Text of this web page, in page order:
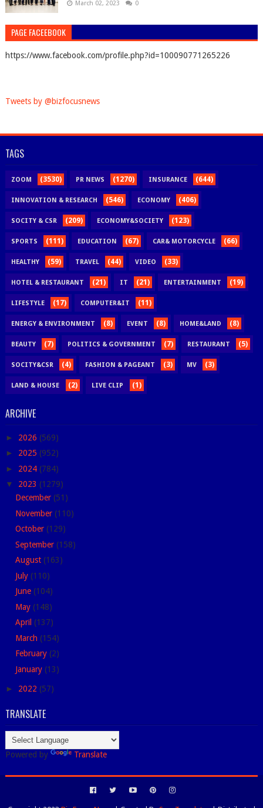
March 02, 2023 0
PAGE FACEEBOOK
https://www.facebook.com/profile.php?id=100090771265226
Tweets by @bizfocusnews
TAGS
ZOOM (3530) PR NEWS (1270) INSURANCE (644)
INNOVATION & RESEARCH (546) ECONOMY (406)
SOCITY & CSR (209) ECONOMY&SOCIETY (123)
SPORTS (111) EDUCATION (67) CAR& MOTORCYCLE (66)
HEALTHY (59) TRAVEL (44) VIDEO (33)
HOTEL & RESTAURANT (21) IT (21) ENTERTAINMENT (19)
LIFESTYLE (17) COMPUTER&IT (11)
ENERGY & ENVIRONMENT (8) EVENT (8) HOME&LAND (8)
BEAUTY (7) POLITICS & GOVERNMENT (7) RESTAURANT (5)
SOCITY&CSR (4) FASHION & PAGEANT (3) MV (3)
LAND & HOUSE (2) LIVE CLIP (1)
ARCHIVE
► 2026 (569)
► 2025 (952)
► 2024 (784)
▼ 2023 (1279)
December (51)
November (110)
October (129)
September (158)
August (163)
July (110)
June (104)
May (148)
April (137)
March (154)
February (2)
January (13)
► 2022 (57)
TRANSLATE
Powered by Translate